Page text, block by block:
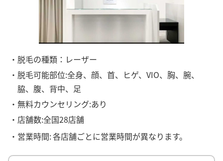
・脱毛の種類：レーザー
・脱毛可能部位:全身、顔、首、ヒゲ、VIO、胸、腕、
脇、腹、背中、足
・無料カウンセリング:あり
・店舗数:全国28店舗
・営業時間:各店舗ごとに営業時間が異なります。